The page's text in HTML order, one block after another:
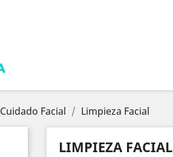
Cuidado Facial Limpieza Facial
LIMPIEZA FACIAL